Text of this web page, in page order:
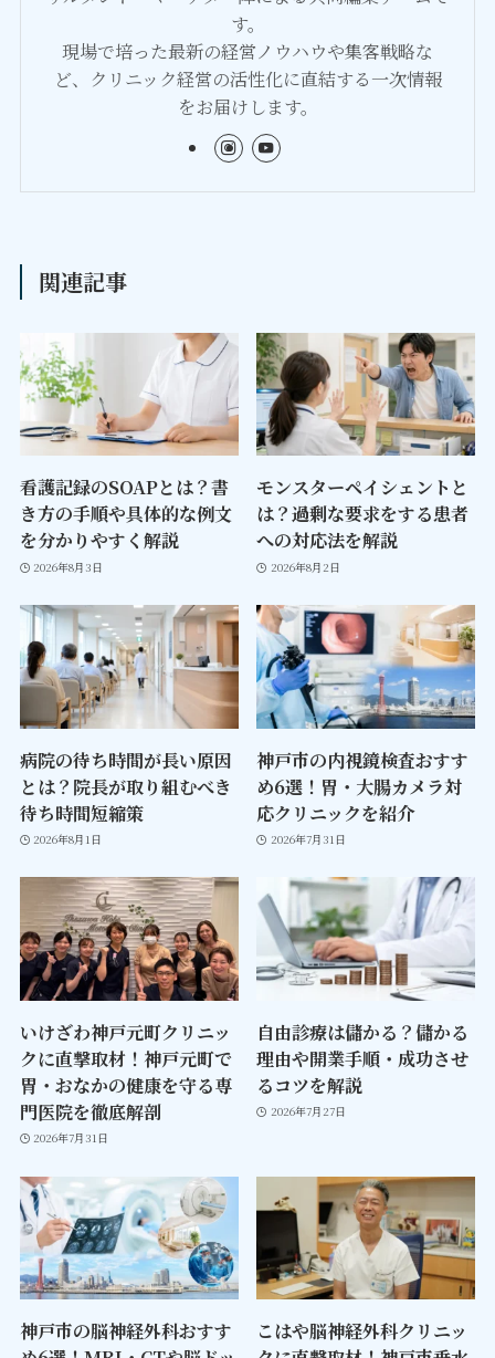
す。
現場で培った最新の経営ノウハウや集客戦略な
ど、クリニック経営の活性化に直結する一次情報
をお届けします。
関連記事
看護記録のSOAPとは？書
き方の手順や具体的な例文
を分かりやすく解説
2026年8月3日
モンスターペイシェントと
は？過剰な要求をする患者
への対応法を解説
2026年8月2日
病院の待ち時間が長い原因
とは？院長が取り組むべき
待ち時間短縮策
2026年8月1日
神戸市の内視鏡検査おすす
め6選！胃・大腸カメラ対
応クリニックを紹介
2026年7月31日
いけざわ神戸元町クリニッ
クに直撃取材！神戸元町で
胃・おなかの健康を守る専
門医院を徹底解剖
2026年7月31日
自由診療は儲かる？儲かる
理由や開業手順・成功させ
るコツを解説
2026年7月27日
神戸市の脳神経外科おすす
こはや脳神経外科クリニッ